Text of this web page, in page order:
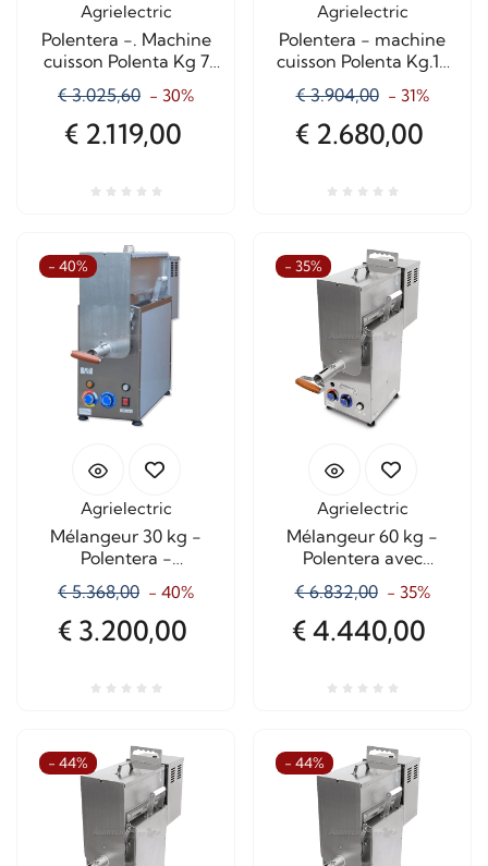
Agrielectric
Polentera -. Machine
cuisson Polenta Kg 7
Cont.Manuale
€ 3.025,60 - 30%
€ 2.119,00
Agrielectric
Polentera - machine
cuisson Polenta Kg.15
Cont.Manuale
€ 3.904,00 - 31%
€ 2.680,00
- 40%
Agrielectric
Mélangeur 30 kg -
Polentera -
€ 5.368,00 - 40%
€ 3.200,00
- 35%
Agrielectric
Mélangeur 60 kg -
Polentera avec
€ 6.832,00 - 35%
€ 4.440,00
- 44% - 44%